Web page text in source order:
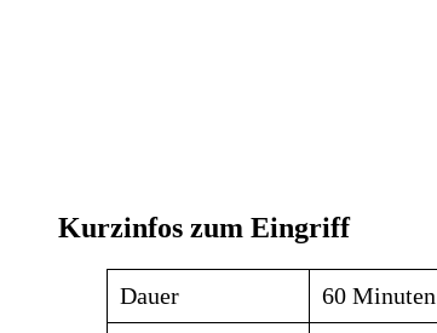
Kurzinfos zum Eingriff
Dauer 60 Minuten